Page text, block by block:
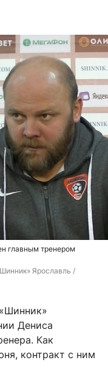
главным тренером
Ярославль /
Дениса
Как
контракт с ним